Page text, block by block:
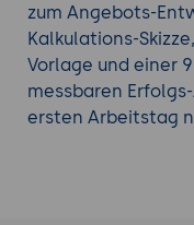
nicht weil die KI
sie die
der Mensch sich
Verhandlungs-
Der Schlüssel ist
zum Angebots-
Kalkulations-
Vorlage und einer
messbaren
ersten Arbeitstag